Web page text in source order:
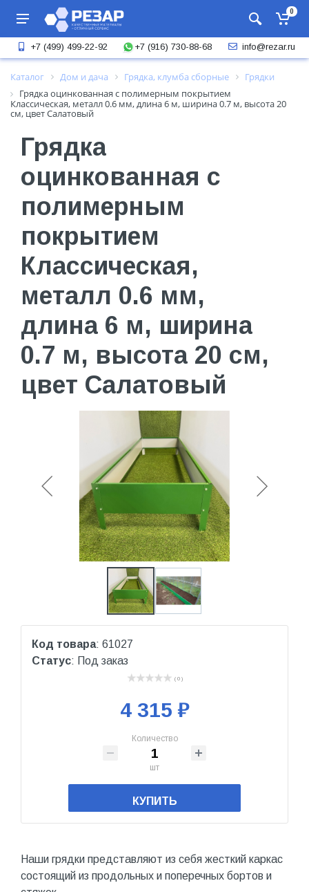
0
+7 (499) 499-22-92 +7 (916) 730-88-68 info@rezar.ru
Каталог Дом и дача Грядка, клумба сборные
Грядки
Грядка оцинкованная с полимерным покрытием
Классическая, металл 0.6 мм, длина 6 м, ширина 0.7 м, высота 20
см, цвет Салатовый
Грядка
оцинкованная с
полимерным
покрытием
Классическая,
металл 0.6 мм,
длина 6 м, ширина
0.7 м, высота 20 см,
цвет Салатовый
Код товара: 61027
Статус: Под заказ
( 0 )
4 315 ₽
Количество
шт
КУПИТЬ
Наши грядки представляют из себя жесткий каркас
состоящий из продольных и поперечных бортов и